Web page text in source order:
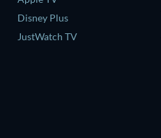
Disney Plus
JustWatch TV